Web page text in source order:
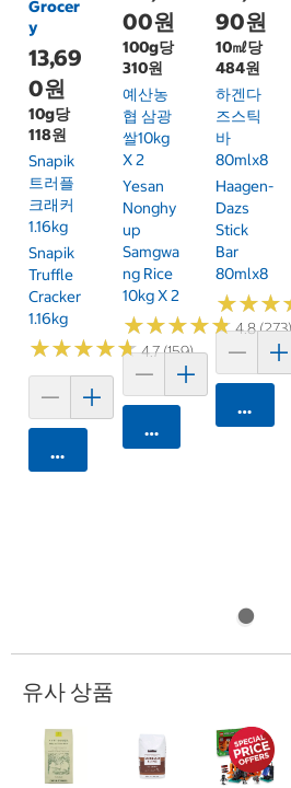
Grocer
y
13,69
0원
10g당
118원
Snapik
트러플
크래커
1.16kg
Snapik
Truffle
Cracker
1.16kg
★★★★★
★★★★★4.7 (159)
카트에 담기
00원
100g당
310원
예산농
협 삼광
쌀10kg
X 2
Yesan
Nonghy
Up
Samgwa
Ng Rice
10kg X 2
★★★★★
★★★★★4.8 (273)
카트에 담기
90원
10㎖당
484원
하겐다
즈스틱
바
80mlx8
Haagen-
Dazs
Stick
Bar
80mlx8
★★★
★★★
카트
유사 상품